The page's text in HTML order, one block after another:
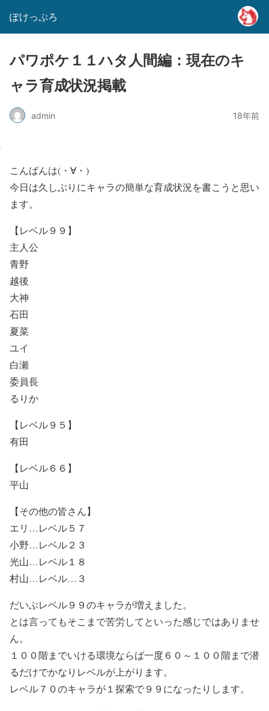
ぽけっぷろ
パワポケ１１ハタ人間編：現在のキ
ャラ育成状況掲載
admin 18年前
こんばんは(・∀・)
今日は久しぶりにキャラの簡単な育成状況を書こうと思い
ます。
【レベル９９】
主人公
青野
越後
大神
石田
夏菜
ユイ
白瀬
委員長
るりか
【レベル９５】
有田
【レベル６６】
平山
【その他の皆さん】
エリ…レベル５７
小野…レベル２３
光山…レベル１８
村山…レベル…３
だいぶレベル９９のキャラが増えました。
とは言ってもそこまで苦労してといった感じではありませ
ん。
１００階までいける環境ならば一度６０～１００階まで潜
るだけでかなりレベルが上がります。
レベル７０のキャラが１探索で９９になったりします。